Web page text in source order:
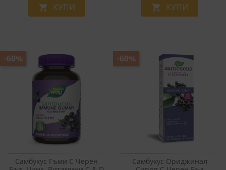
 КУПИ  КУПИ
Самбукус Гъми С Черен
-60%
Самбукус Ориджинал
-60%
СТАТИСТИЧЕСКИ
ФУНКЦИОНАЛНИ
НЕКЛАСИФИЦИРАНИ